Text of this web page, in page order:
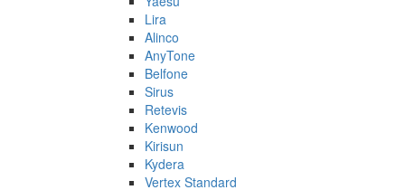
Lira
Alinco
AnyTone
Belfone
Sirus
Retevis
Kenwood
Kirisun
Kydera
Vertex Standard